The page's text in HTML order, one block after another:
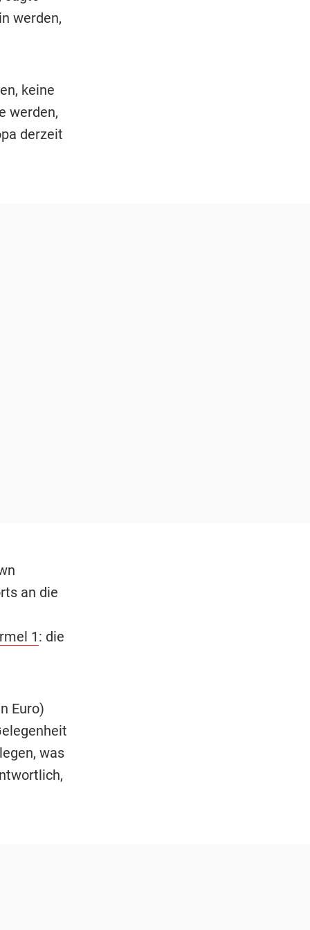
werden,
keine
werden,
derzeit
an die
1: die
Euro)
was